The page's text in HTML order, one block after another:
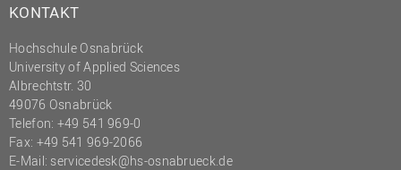
KONTAKT
Hochschule Osnabrück
University of Applied Sciences
Albrechtstr. 30
49076 Osnabrück
Telefon: +49 541 969-0
Fax: +49 541 969-2066
E-Mail: servicedesk@hs-osnabrueck.de